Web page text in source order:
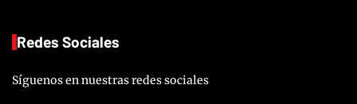
Redes Sociales
Síguenos en nuestras redes sociales